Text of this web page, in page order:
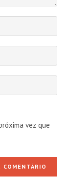
vez que